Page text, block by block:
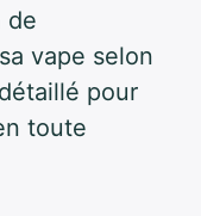
de
vape selon
pour
toute